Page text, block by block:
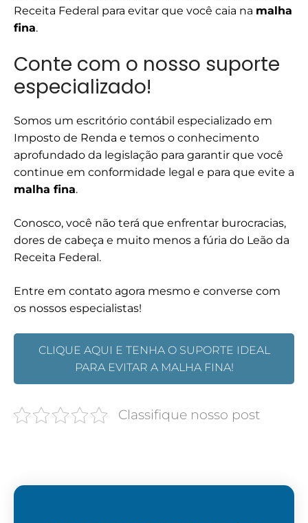
Receita Federal para evitar que você caia na malha
fina.
Conte com o nosso suporte
especializado!
Somos um escritório contábil especializado em
Imposto de Renda e temos o conhecimento
aprofundado da legislação para garantir que você
continue em conformidade legal e para que evite a
malha fina.
Conosco, você não terá que enfrentar burocracias,
dores de cabeça e muito menos a fúria do Leão da
Receita Federal.
Entre em contato agora mesmo e converse com
os nossos especialistas!
CLIQUE AQUI E TENHA O SUPORTE IDEAL
PARA EVITAR A MALHA FINA!
Classifique nosso post